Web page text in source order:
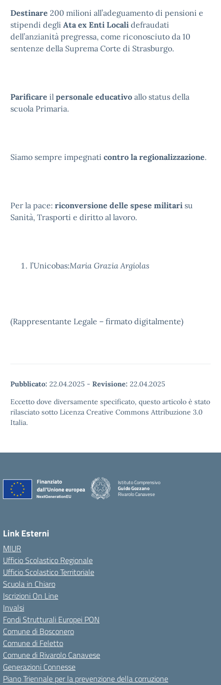
Destinare 200 milioni all’adeguamento di pensioni e
stipendi degli Ata ex Enti Locali defraudati
dell’anzianità pregressa, come riconosciuto da 10
sentenze della Suprema Corte di Strasburgo.
Parificare il personale educativo allo status della
scuola Primaria.
Siamo sempre impegnati contro la regionalizzazione.
Per la pace: riconversione delle spese militari su
Sanità, Trasporti e diritto al lavoro.
l’Unicobas:Maria Grazia Argiolas
(Rappresentante Legale – firmato digitalmente)
Pubblicato: 22.04.2025 - Revisione: 22.04.2025
Eccetto dove diversamente specificato, questo articolo è stato
rilasciato sotto Licenza Creative Commons Attribuzione 3.0
Italia.
Istituto Comprensivo
Guido Gozzano
Rivarolo Canavese
Link Esterni
MIUR
Ufficio Scolastico Regionale
Ufficio Scolastico Territoriale
Scuola in Chiaro
Iscrizioni On Line
Invalsi
Fondi Strutturali Europei PON
Comune di Bosconero
Comune di Feletto
Comune di Rivarolo Canavese
Generazioni Connesse
Piano Triennale per la prevenzione della corruzione